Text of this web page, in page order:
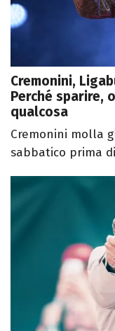
Cremonini,
Perché sparire,
qualcosa
Cremonini molla
sabbatico prima di